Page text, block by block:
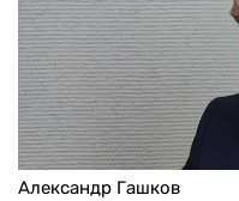
Александр Гашков